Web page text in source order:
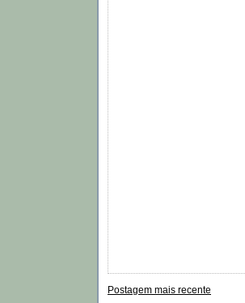
Postagem mais recente